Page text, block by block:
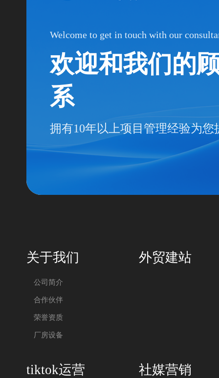
Welcome to get in touch with our
欢迎和我们的
系
拥有10年以上项目管理经验为您
关于我们
公司简介
合作伙伴
荣誉资质
厂房设备
外贸建站
tiktok运营 社媒营销